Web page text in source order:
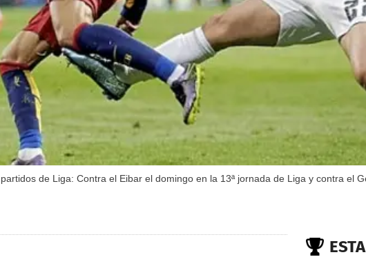
de Liga: Contra el Eibar el domingo en la 13ª jornada de Liga y contra el